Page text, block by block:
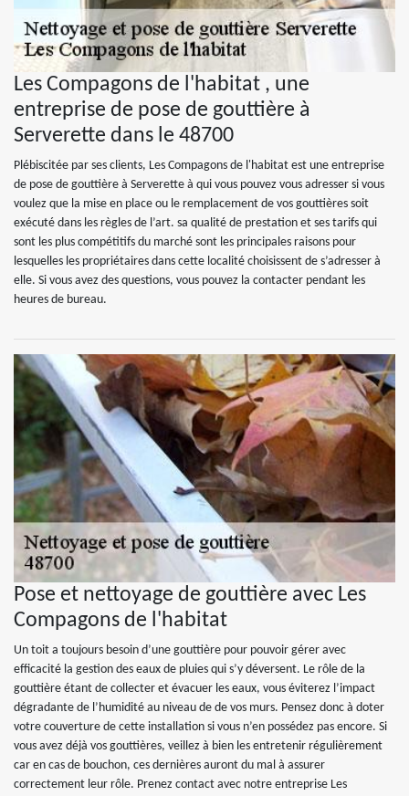
Les Compagons de l'habitat , une
entreprise de pose de gouttière à
Serverette dans le 48700
Plébiscitée par ses clients, Les Compagons de l'habitat est une entreprise
de pose de gouttière à Serverette à qui vous pouvez vous adresser si vous
voulez que la mise en place ou le remplacement de vos gouttières soit
exécuté dans les règles de l’art. sa qualité de prestation et ses tarifs qui
sont les plus compétitifs du marché sont les principales raisons pour
lesquelles les propriétaires dans cette localité choisissent de s’adresser à
elle. Si vous avez des questions, vous pouvez la contacter pendant les
heures de bureau.
Pose et nettoyage de gouttière avec Les
Compagons de l'habitat
Un toit a toujours besoin d’une gouttière pour pouvoir gérer avec
efficacité la gestion des eaux de pluies qui s’y déversent. Le rôle de la
gouttière étant de collecter et évacuer les eaux, vous éviterez l’impact
dégradante de l’humidité au niveau de de vos murs. Pensez donc à doter
votre couverture de cette installation si vous n’en possédez pas encore. Si
vous avez déjà vos gouttières, veillez à bien les entretenir régulièrement
car en cas de bouchon, ces dernières auront du mal à assurer
correctement leur rôle. Prenez contact avec notre entreprise Les